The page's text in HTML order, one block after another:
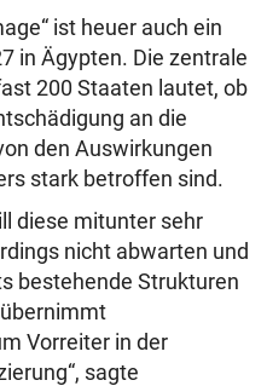
ist heuer auch ein
in Ägypten. Die zentrale
200 Staaten lautet, ob
an die
den Auswirkungen
stark betroffen sind.
diese mitunter sehr
nicht abwarten und
bestehende Strukturen
Vorreiter in der
sagte